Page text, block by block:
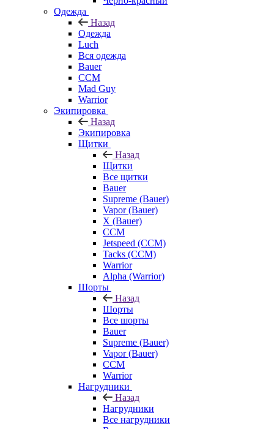
Одежда
Назад
Одежда
Luch
Вся одежда
Bauer
CCM
Mad Guy
Warrior
Экипировка
Назад
Экипировка
Щитки
Назад
Щитки
Все щитки
Bauer
Supreme (Bauer)
Vapor (Bauer)
X (Bauer)
CCM
Jetspeed (CCM)
Tacks (CCM)
Warrior
Alpha (Warrior)
Шорты
Назад
Шорты
Все шорты
Bauer
Supreme (Bauer)
Vapor (Bauer)
CCM
Warrior
Нагрудники
Назад
Нагрудники
Все нагрудники